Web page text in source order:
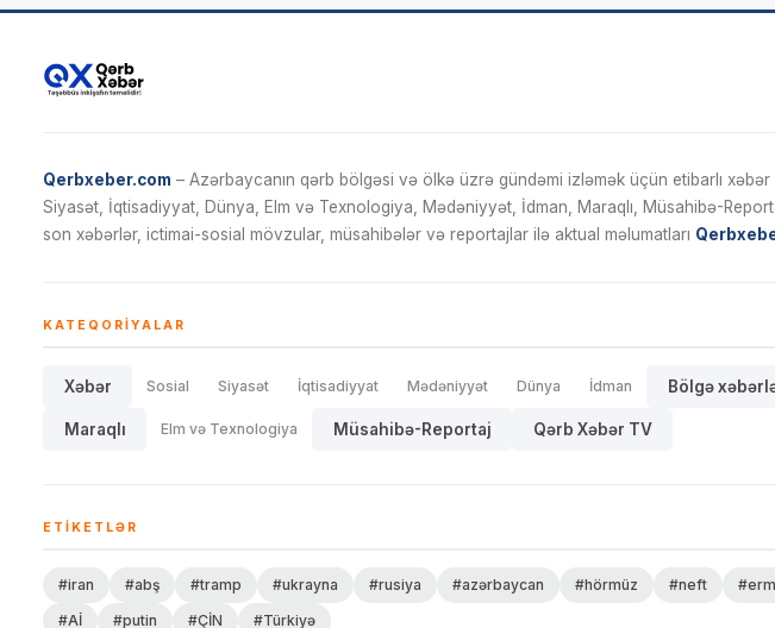
Qerbxeber.com – Azərbaycanın qərb bölgəsi və ölkə üzrə gündəmi izləmək üçün etibarlı xəbər
Siyasət, İqtisadiyyat, Dünya, Elm və Texnologiya, Mədəniyyət, İdman, Maraqlı, Müsahibə-
son xəbərlər, ictimai-sosial mövzular, müsahibələr və reportajlar ilə aktual məlumatları
KATEQORIYALAR
Xəbər Sosial Siyasət İqtisadiyyat Mədəniyyət Dünya İdman Bölgə
Maraqlı Elm və Texnologiya Müsahibə-Reportaj Qərb Xəbər TV
ETIKETLƏR
#iran #abş #tramp #ukrayna #rusiya #azərbaycan #hörmüz #neft
#Aİ
#putin #ÇİN #Türkiyə